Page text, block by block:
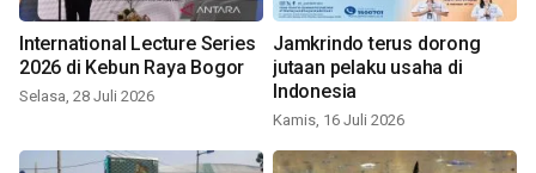
International Lecture Series
2026 di Kebun Raya Bogor
Selasa, 28 Juli 2026
Jamkrindo terus dorong
jutaan pelaku usaha di
Indonesia
Kamis, 16 Juli 2026